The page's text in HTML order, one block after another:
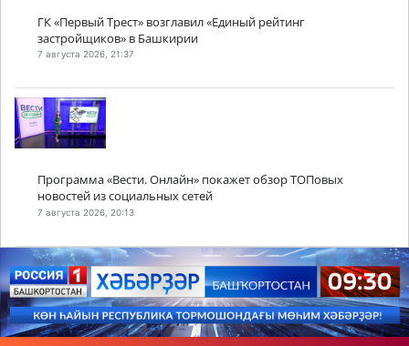
ГК «Первый Трест» возглавил «Единый рейтинг
застройщиков» в Башкирии
7 августа 2026, 21:37
Программа «Вести. Онлайн» покажет обзор ТОПовых
новостей из социальных сетей
7 августа 2026, 20:13